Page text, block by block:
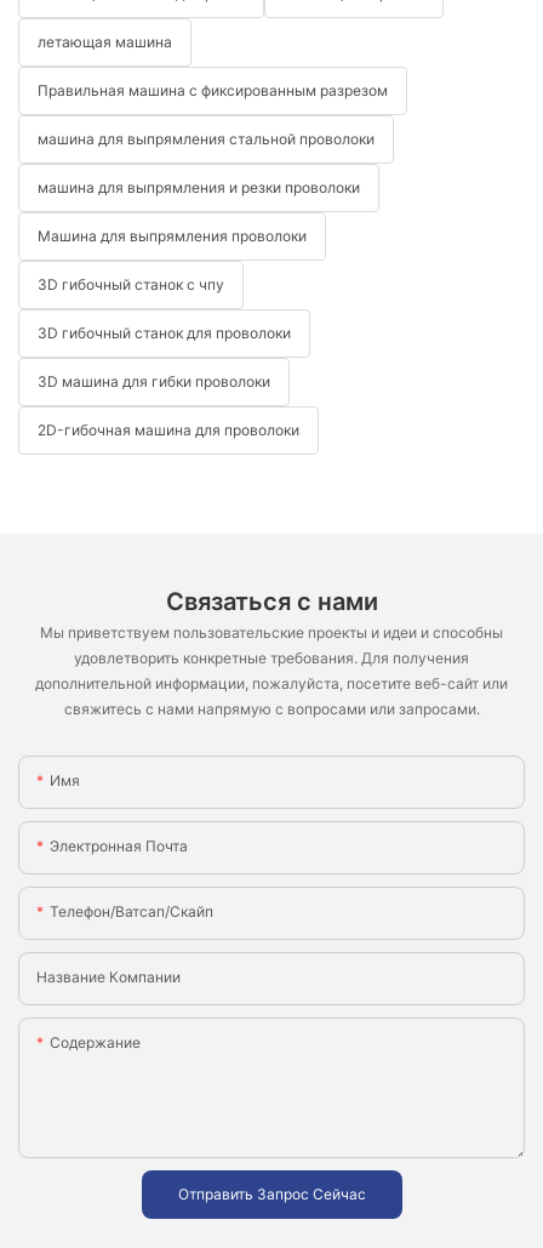
летающая машина
Правильная машина с фиксированным разрезом
машина для выпрямления стальной проволоки
машина для выпрямления и резки проволоки
Машина для выпрямления проволоки
3D гибочный станок с чпу
3D гибочный станок для проволоки
3D машина для гибки проволоки
2D-гибочная машина для проволоки
Связаться с нами
Мы приветствуем пользовательские проекты и идеи и способны
удовлетворить конкретные требования. Для получения
дополнительной информации, пожалуйста, посетите веб-сайт или
свяжитесь с нами напрямую с вопросами или запросами.
Имя
Электронная Почта
Телефон/ватсап/скайп
Название Компании
Содержание
Отправить Запрос Сейчас